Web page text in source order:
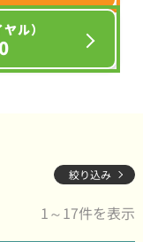
ル）
絞り込み
1～17件を表示